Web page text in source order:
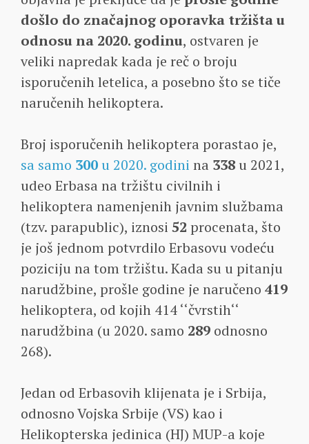
došlo do značajnog oporavka tržišta u
odnosu na 2020. godinu, ostvaren je
veliki napredak kada je reč o broju
isporučenih letelica, a posebno što se tiče
naručenih helikoptera.
Broj isporučenih helikoptera porastao je,
sa samo 300 u 2020. godini na 338 u 2021,
udeo Erbasa na tržištu civilnih i
helikoptera namenjenih javnim službama
(tzv. parapublic), iznosi 52 procenata, što
je još jednom potvrdilo Erbasovu vodeću
poziciju na tom tržištu. Kada su u pitanju
narudžbine, prošle godine je naručeno 419
helikoptera, od kojih 414 ‘‘čvrstih‘‘
narudžbina (u 2020. samo 289 odnosno
268).
Jedan od Erbasovih klijenata je i Srbija,
odnosno Vojska Srbije (VS) kao i
Helikopterska jedinica (HJ) MUP-a koje